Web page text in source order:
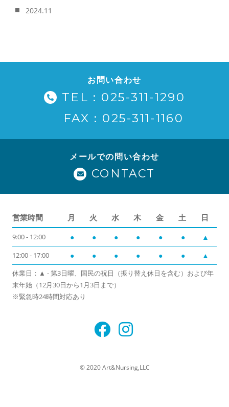
2024.11
お問い合わせ
TEL：025-311-1290
FAX：025-311-1160
メールでの問い合わせ
CONTACT
営業時間 月 火 水 木 金 土 日
9:00 - 12:00 ● ● ● ● ● ● ▲
12:00 - 17:00 ● ● ● ● ● ● ▲
休業日：▲ - 第3日曜、国民の祝日（振り替え休日を含む）および年
末年始（12月30日から1月3日まで）
※緊急時24時間対応あり
© 2020 Art&Nursing,LLC